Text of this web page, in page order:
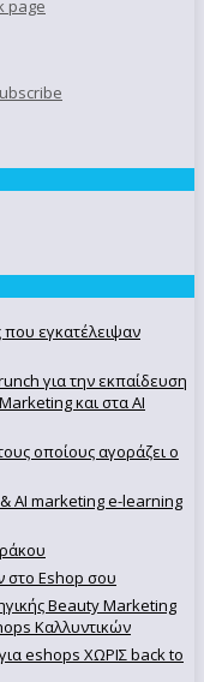
εγκατέλειψαν
για την εκπαίδευση
και στα AI
οποίους αγοράζει ο
AI marketing e-learning
στο Eshop σου
Beauty Marketing
Καλλυντικών
eshops ΧΩΡΙΣ back to